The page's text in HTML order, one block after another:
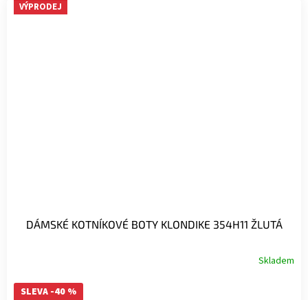
VÝPRODEJ
DÁMSKÉ KOTNÍKOVÉ BOTY KLONDIKE 354H11 ŽLUTÁ
Skladem
SLEVA -40 %